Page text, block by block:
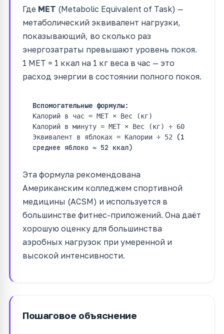
Где MET (Metabolic Equivalent of Task) —
метаболический эквивалент нагрузки,
показывающий, во сколько раз
энергозатраты превышают уровень покоя.
1 MET = 1 ккал на 1 кг веса в час — это
расход энергии в состоянии полного покоя.
Вспомогательные формулы:
Калорий в час = MET × Вес (кг)
Калорий в минуту = MET × Вес (кг) ÷ 60
Эквивалент в яблоках = Калории ÷ 52 (1
среднее яблоко ≈ 52 ккал)
Эта формула рекомендована
Американским колледжем спортивной
медицины (ACSM) и используется в
большинстве фитнес-приложений. Она даёт
хорошую оценку для большинства
аэробных нагрузок при умеренной и
высокой интенсивности.
Пошаговое объяснение